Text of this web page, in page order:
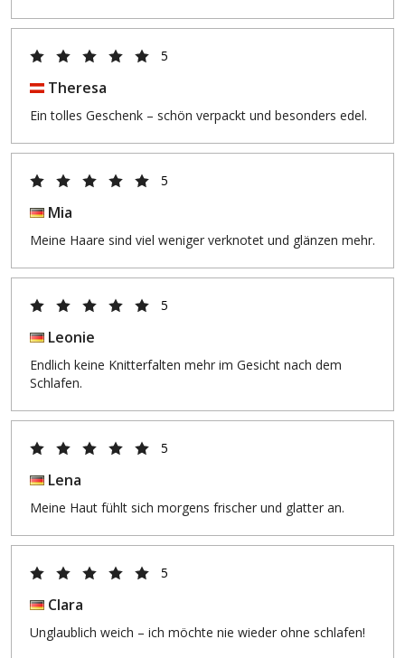
5
Theresa
Ein tolles Geschenk – schön verpackt und besonders edel.
5
Mia
Meine Haare sind viel weniger verknotet und glänzen mehr.
5
Leonie
Endlich keine Knitterfalten mehr im Gesicht nach dem
Schlafen.
5
Lena
Meine Haut fühlt sich morgens frischer und glatter an.
5
Clara
Unglaublich weich – ich möchte nie wieder ohne schlafen!